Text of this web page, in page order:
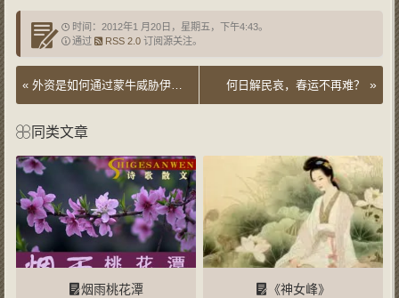
时间：2012年1 月20日，星期五，下午4:43。
通过
RSS 2.0订阅源关注。
« 外资是如何通过蒙牛威胁伊利的？ 何日解民哀，春运不再难？ »
同类文章
烟雨桃花潭 《神女峰》